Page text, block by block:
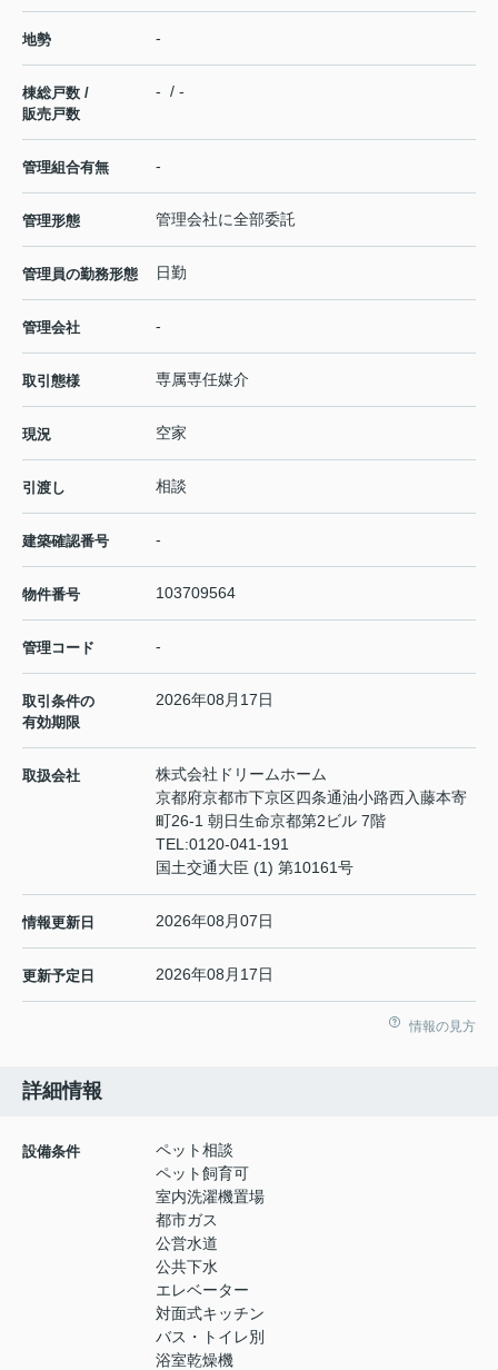
地勢 -
棟総戸数 /
販売戸数
- / -
管理組合有無 -
管理形態 管理会社に全部委託
管理員の勤務形態 日勤
管理会社 -
取引態様 専属専任媒介
現況 空家
引渡し 相談
建築確認番号 -
物件番号 103709564
管理コード -
取引条件の
有効期限
2026年08月17日
取扱会社
株式会社ドリームホーム
京都府京都市下京区四条通油小路西入藤本寄
町26-1 朝日生命京都第2ビル 7階
TEL:0120-041-191
国土交通大臣 (1) 第10161号
情報更新日 2026年08月07日
更新予定日 2026年08月17日
情報の見方
詳細情報
設備条件
ペット相談
ペット飼育可
室内洗濯機置場
都市ガス
公営水道
公共下水
エレベーター
対面式キッチン
バス・トイレ別
浴室乾燥機